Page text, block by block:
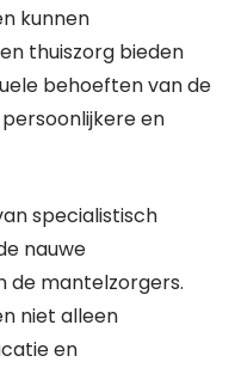
kunnen
thuiszorg bieden
behoeften van de
en
specialistisch
nauwe
de mantelzorgers.
niet alleen
en